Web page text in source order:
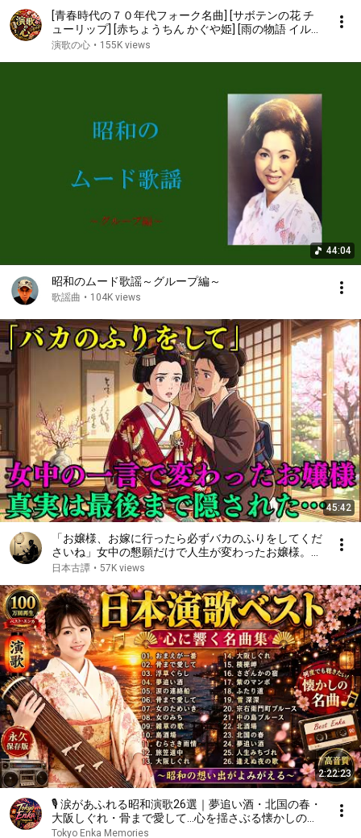
[青春時代の７０年代フォーク名曲] [サボテンの花 チ
ューリップ] [赤ちょうちん かぐや姫] [雨の物語 イル
カ] [落陽 よしだたくろう] [精霊流し グレープ] [ささや
演歌の心 • 155K views
44:04
昭和のムード歌謡～グループ編～
歌謡曲 • 104K views
45:42
「お嬢様、お嫁に行ったら必ずバカのふりをしてくだ
さいね」女中の懇願だけで人生が変わったお嬢様。そ
して女中が最後まで隠した真実…|昔話|説話|野談|時代
日本古譚 • 57K views
2:22:23
🎙️ 涙があふれる昭和演歌26選｜夢追い酒・北国の春・
大阪しぐれ・骨まで愛して…心を揺さぶる懐かしの名
曲集🎧🌙#昭和演歌 #演歌名曲 #日本演歌
Tokyo Enka Memories